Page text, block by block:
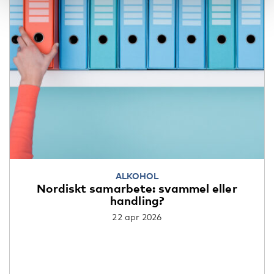
ALKOHOL
Nordiskt samarbete: svammel eller
handling?
22 apr 2026